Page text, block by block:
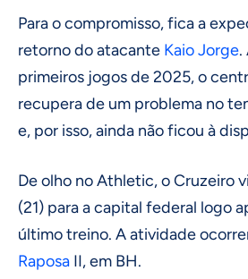
Para o compromisso, fica a
retorno do atacante Kaio Jorge.
primeiros jogos de 2025, o
recupera de um problema no
e, por isso, ainda não ficou à
De olho no Athletic, o Cruzeiro
(21) para a capital federal logo
último treino. A atividade
Raposa II, em BH.